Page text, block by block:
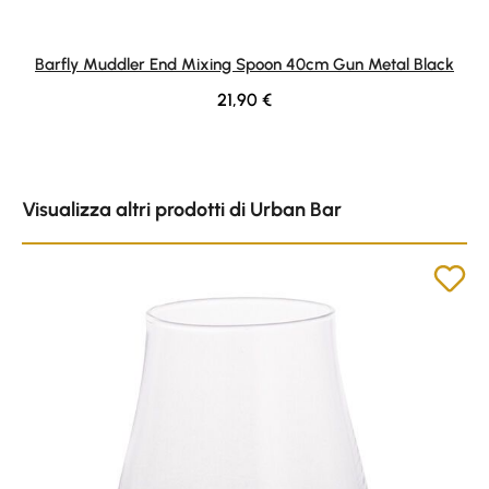
Barfly Muddler End Mixing Spoon 40cm Gun Metal Black
Regular price:
21,90 €
Visualizza altri prodotti di Urban Bar